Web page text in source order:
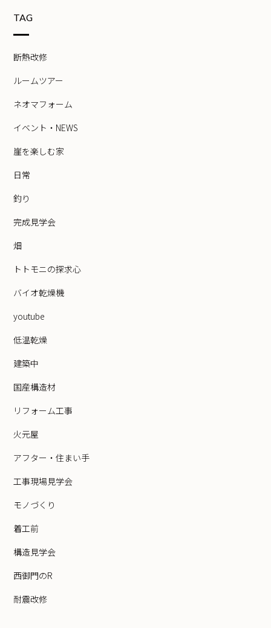
TAG
断熱改修
ルームツアー
ネオマフォーム
イベント・NEWS
崖を楽しむ家
日常
釣り
完成見学会
畑
トトモニの探求心
バイオ乾燥機
youtube
低温乾燥
建築中
国産構造材
リフォーム工事
火元屋
アフター・住まい手
工事現場見学会
モノづくり
着工前
構造見学会
西御門のR
耐震改修